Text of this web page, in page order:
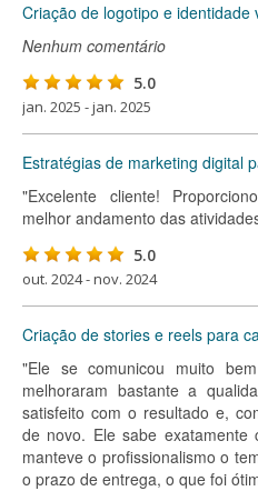
Criação de logotipo e identidade
Nenhum comentário
5.0
jan. 2025 - jan. 2025
Estratégias de marketing digital
"Excelente cliente!
melhor andamento das
5.0
out. 2024 - nov. 2024
Criação de stories e reels para
"Ele se comunicou muito
melhoraram bastante a
satisfeito com o resultado e,
de novo. Ele sabe
manteve o profissionalismo o
o prazo de entrega, o que foi